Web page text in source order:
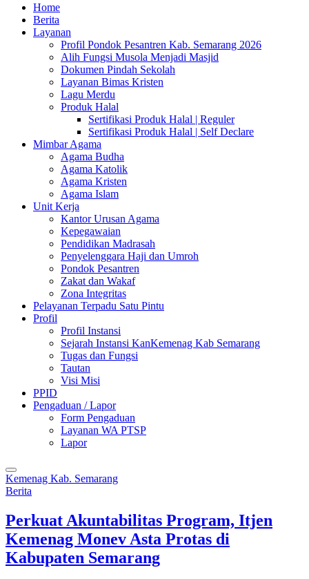
Home
Berita
Layanan
Profil Pondok Pesantren Kab. Semarang 2026
Alih Fungsi Musola Menjadi Masjid
Dokumen Pindah Sekolah
Layanan Bimas Kristen
Lagu Merdu
Produk Halal
Sertifikasi Produk Halal | Reguler
Sertifikasi Produk Halal | Self Declare
Mimbar Agama
Agama Budha
Agama Katolik
Agama Kristen
Agama Islam
Unit Kerja
Kantor Urusan Agama
Kepegawaian
Pendidikan Madrasah
Penyelenggara Haji dan Umroh
Pondok Pesantren
Zakat dan Wakaf
Zona Integritas
Pelayanan Terpadu Satu Pintu
Profil
Profil Instansi
Sejarah Instansi KanKemenag Kab Semarang
Tugas dan Fungsi
Tautan
Visi Misi
PPID
Pengaduan / Lapor
Form Pengaduan
Layanan WA PTSP
Lapor
Kemenag Kab. Semarang
Berita
Perkuat Akuntabilitas Program, Itjen
Kemenag Monev Asta Protas di
Kabupaten Semarang